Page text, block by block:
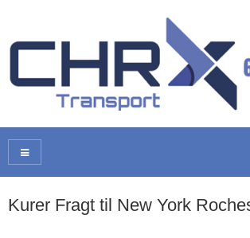
Kurer Fragt til New York